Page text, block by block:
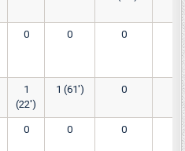
0 0 0 0
1
(22')
1 (61') 0 0
0 0 0 0